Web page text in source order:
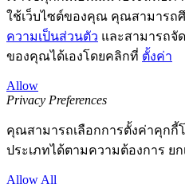
ใช้เว็บไซต์ของคุณ คุณสามารถศึ
ความเป็นส่วนตัว และสามารถจั
ของคุณได้เองโดยคลิกที่ ตั้งค่า
Allow
Privacy Preferences
คุณสามารถเลือกการตั้งค่าคุกกี้
ประเภทได้ตามความต้องการ ย
Allow All